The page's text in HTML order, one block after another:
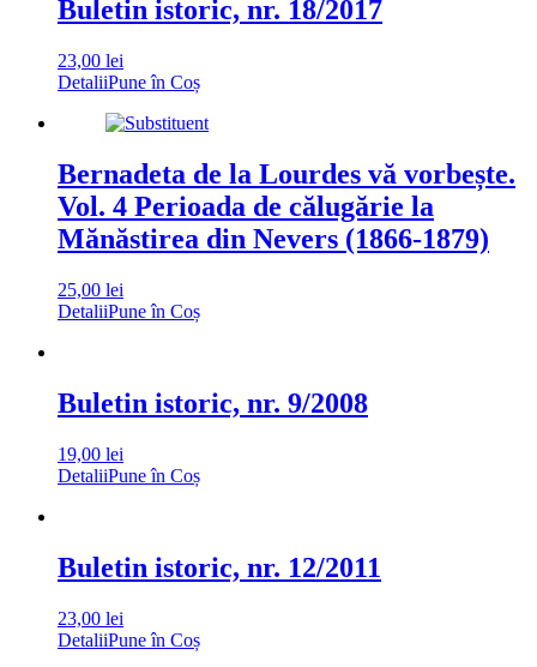
Buletin istoric, nr. 18/2017
23,00 lei
DetaliiPune în Coș
Bernadeta de la Lourdes vă vorbește.
Vol. 4 Perioada de călugărie la
Mănăstirea din Nevers (1866-1879)
25,00 lei
DetaliiPune în Coș
Buletin istoric, nr. 9/2008
19,00 lei
DetaliiPune în Coș
Buletin istoric, nr. 12/2011
23,00 lei
DetaliiPune în Coș